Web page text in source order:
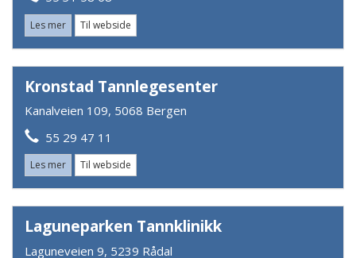
Les mer Til webside
Kronstad Tannlegesenter
Kanalveien 109, 5068 Bergen
55 29 47 11
Les mer Til webside
Laguneparken Tannklinikk
Laguneveien 9, 5239 Rådal